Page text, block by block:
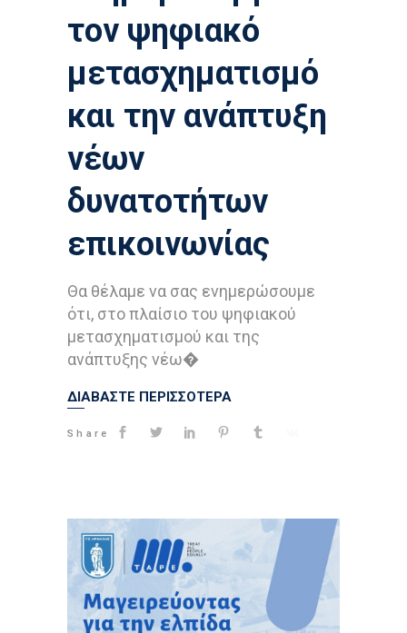
τον ψηφιακό
μετασχηματισμό
και την ανάπτυξη
νέων
δυνατοτήτων
επικοινωνίας
Θα θέλαμε να σας ενημερώσουμε
ότι, στο πλαίσιο του ψηφιακού
μετασχηματισμού και της
ανάπτυξης νέω�
ΔΙΑΒΑΣΤΕ ΠΕΡΙΣΣΟΤΕΡΑ
Share